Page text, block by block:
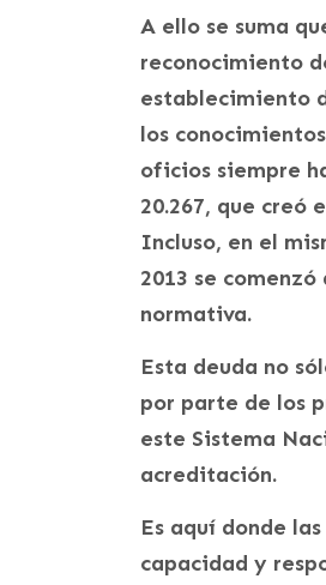
A ello se suma
reconocimiento
establecimiento
los
oficios siempre
20.267, que creó
Incluso, en el
2013 se
normativa.
Esta deuda no
por parte de los
este Sistema
acreditación.
Es aquí donde
capacidad y